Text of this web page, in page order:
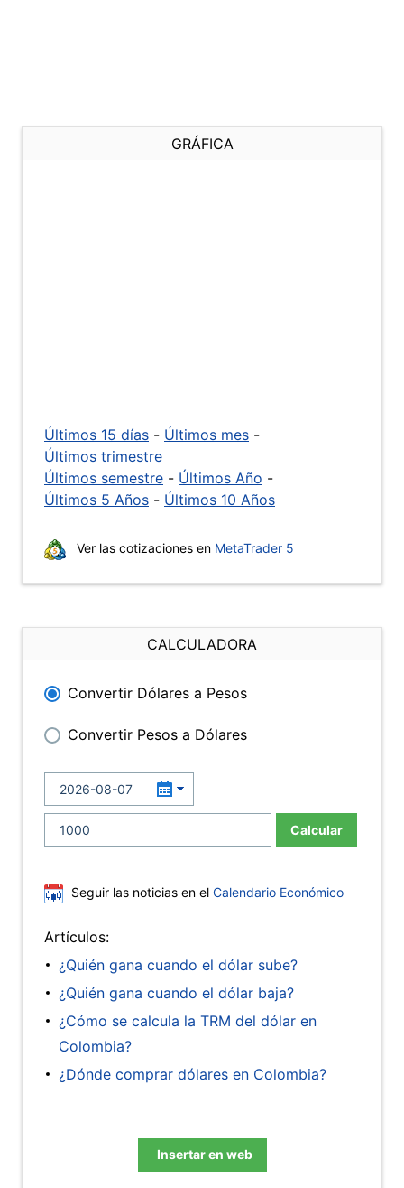
GRÁFICA
Últimos 15 días - Últimos mes -
Últimos trimestre
Últimos semestre - Últimos Año -
Últimos 5 Años - Últimos 10 Años
Ver las cotizaciones en MetaTrader 5
CALCULADORA
Convertir Dólares a Pesos
Convertir Pesos a Dólares
Calcular
Seguir las noticias en el Calendario Económico
Artículos:
¿Quién gana cuando el dólar sube?
¿Quién gana cuando el dólar baja?
¿Cómo se calcula la TRM del dólar en
Colombia?
¿Dónde comprar dólares en Colombia?
Insertar en web